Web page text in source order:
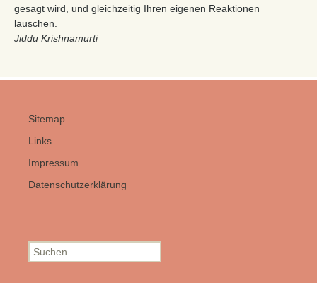
gesagt wird, und gleichzeitig Ihren eigenen Reaktionen
lauschen.
Jiddu Krishnamurti
Sitemap
Links
Impressum
Datenschutzerklärung
Suchen
nach: